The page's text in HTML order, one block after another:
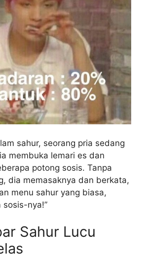
sahur, seorang pria sedang
membuka lemari es dan
potong sosis. Tanpa
dia memasaknya dan berkata,
menu sahur yang biasa,
nya!”
Sahur Lucu